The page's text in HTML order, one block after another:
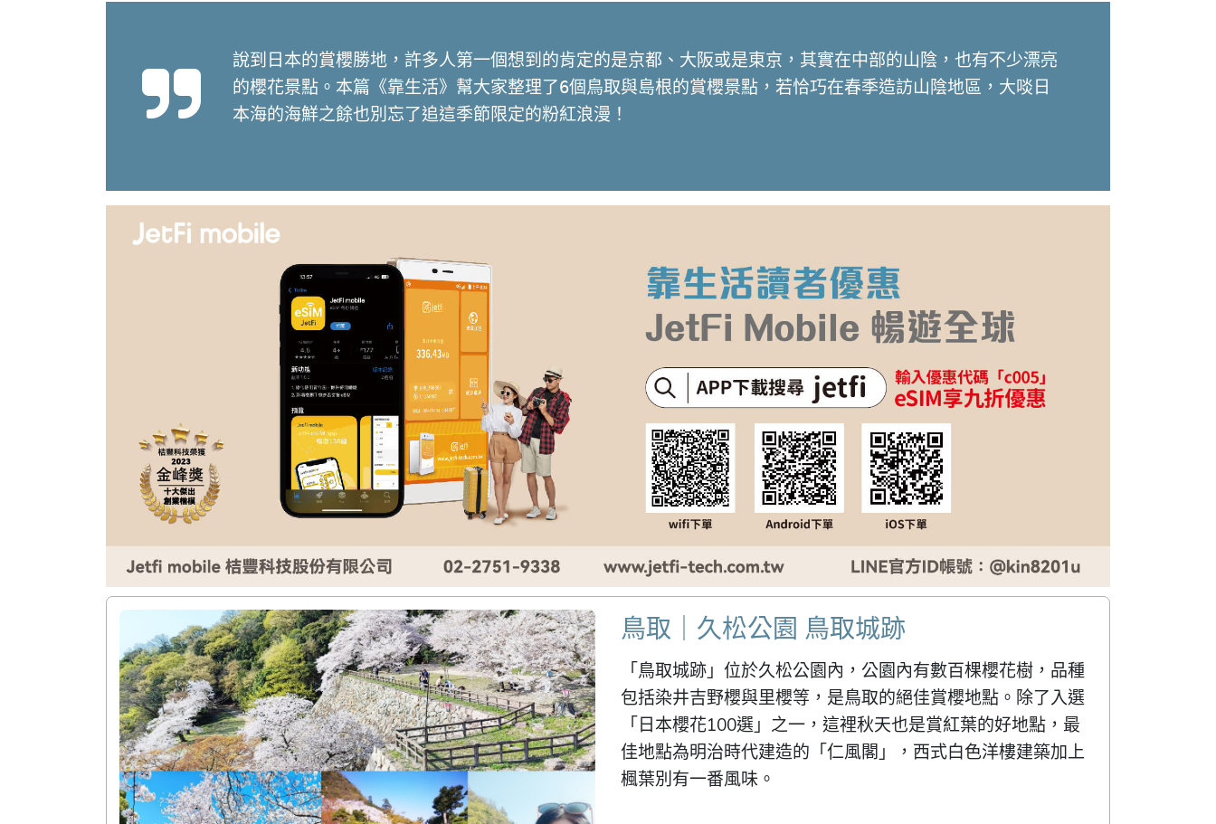
說到日本的賞櫻勝地，許多人第一個想到的肯定的是京都、大阪或是東京，其實在中部的山陰，也有不少漂亮
的櫻花景點。本篇《靠生活》幫大家整理了6個鳥取與島根的賞櫻景點，若恰巧在春季造訪山陰地區，大啖日
本海的海鮮之餘也別忘了追這季節限定的粉紅浪漫！
鳥取｜久松公園 鳥取城跡
「鳥取城跡」位於久松公園內，公園內有數百棵櫻花樹，品種
包括染井吉野櫻與里櫻等，是鳥取的絕佳賞櫻地點。除了入選
「日本櫻花100選」之一，這裡秋天也是賞紅葉的好地點，最
佳地點為明治時代建造的「仁風閣」，西式白色洋樓建築加上
楓葉別有一番風味。